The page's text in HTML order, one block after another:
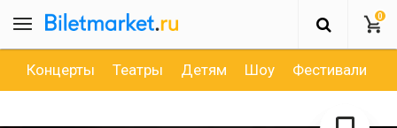
0
Концерты Театры Детям Шоу Фестивали